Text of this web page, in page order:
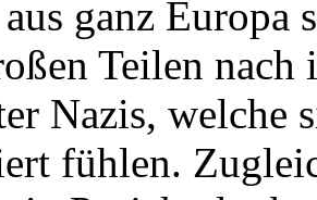
ganz
Teilen nach
Nazis, welche
fühlen.